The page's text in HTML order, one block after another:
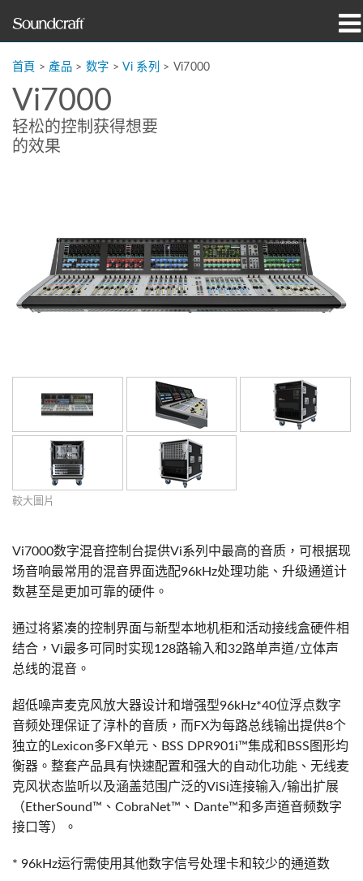
案例研究與新聞
購買地點
我們的歷史
首頁 > 產品 > 数字 >Vi 系列 > Vi7000
Vi7000
轻松的控制获得想要
的效果
較大圖片
Vi7000数字混音控制台提供Vi系列中最高的音质，可根据现
场音响最常用的混音界面选配96kHz处理功能、升级通道计
数甚至是更加可靠的硬件。
通过将紧凑的控制界面与新型本地机柜和活动接线盒硬件相
结合，Vi最多可同时实现128路输入和32路单声道/立体声
总线的混音。
超低噪声麦克风放大器设计和增强型96kHz*40位浮点数字
音频处理保证了淳朴的音质，而FX为每路总线输出提供8个
独立的Lexicon多FX单元、BSS DPR901i™集成和BSS图形均
衡器。整套产品具有快速配置和强大的自动化功能、无线麦
克风状态监听以及涵盖范围广泛的ViSi连接输入/输出扩展
（EtherSound™、CobraNet™、Dante™和多声道音频数字
接口等）。
* 96kHz运行需使用其他数字信号处理卡和较少的通道数